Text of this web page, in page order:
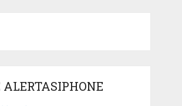
ALERTASIPHONE